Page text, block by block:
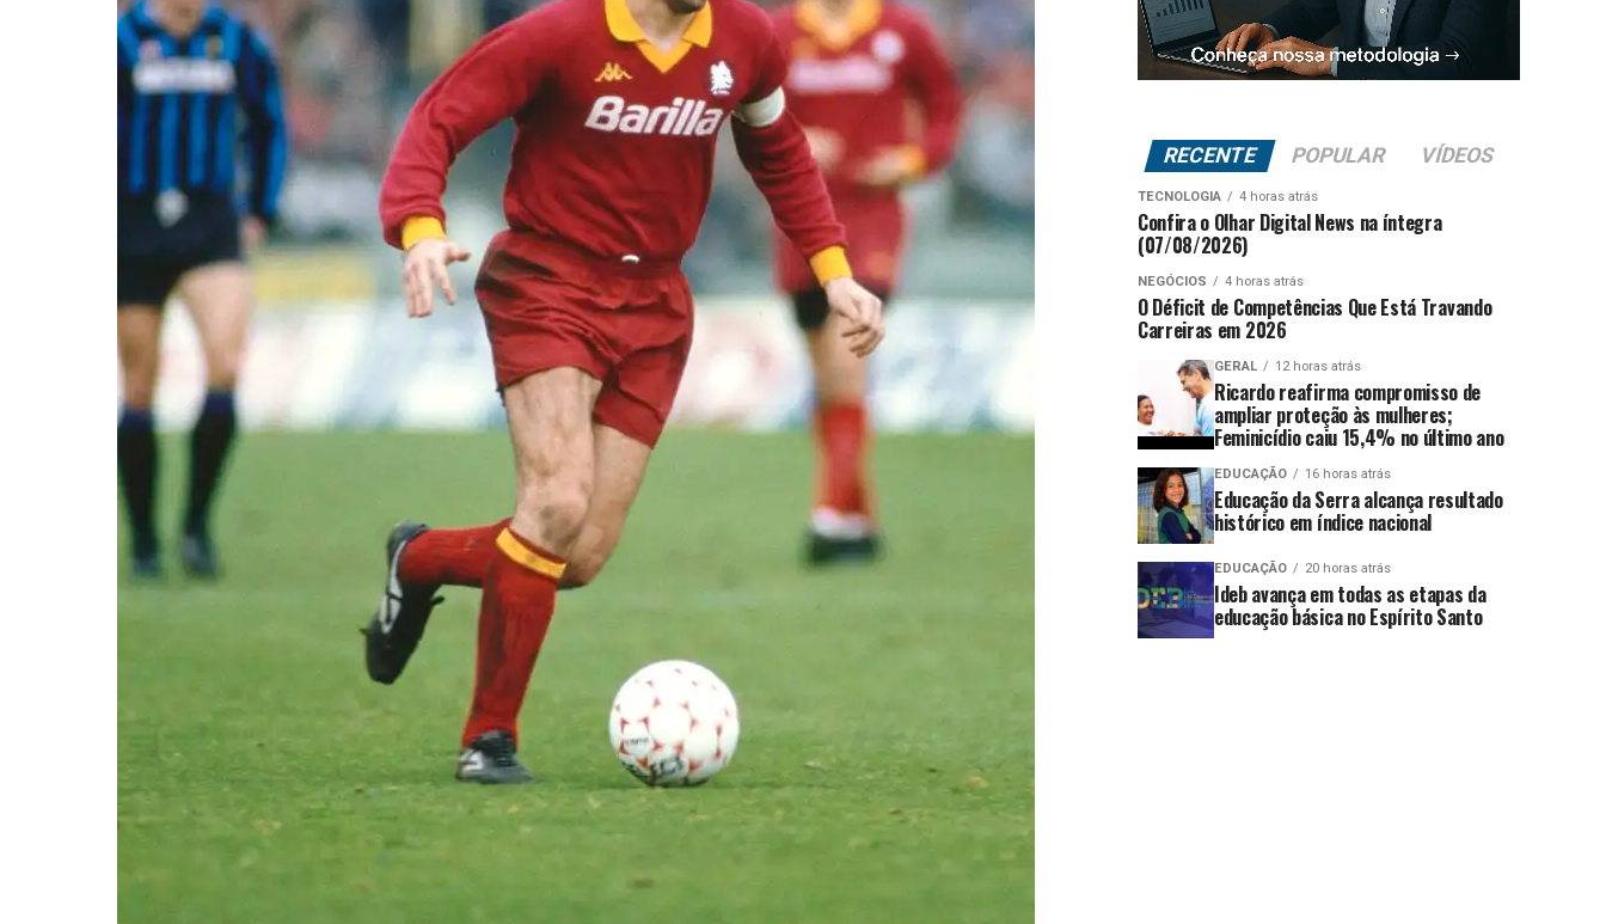
RECENTE POPULAR VÍDEOS
TECNOLOGIA 4 horas atrás
Confira o Olhar Digital News na íntegra
(07/08/2026)
NEGÓCIOS 4 horas atrás
O Déficit de Competências Que Está Travando
Carreiras em 2026
GERAL 12 horas atrás
Ricardo reafirma compromisso de
ampliar proteção às mulheres;
Feminicídio caiu 15,4% no último ano
EDUCAÇÃO 16 horas atrás
Educação da Serra alcança resultado
histórico em índice nacional
EDUCAÇÃO 20 horas atrás
Ideb avança em todas as etapas da
educação básica no Espírito Santo